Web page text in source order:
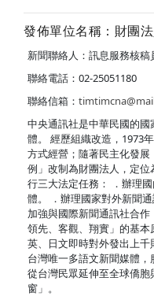
發佈單位名稱：財團
新聞聯絡人：訊息服務核稿
聯絡電話：02-25051180
聯絡信箱：
中央通訊社是中華民國的
體。 經歷組織改造，1973
方式經營；隨著民主化發
例」改制為財團法人，定
行三大法定任務： ．辦理
體。 ．辦理國家對外新聞
加強與國際新聞通訊社合作
領先、客觀、翔實」的基本
英、日文即時對外發出上
台灣唯一多語文新聞媒體，
從台灣民眾延伸至全球僑
窗」。